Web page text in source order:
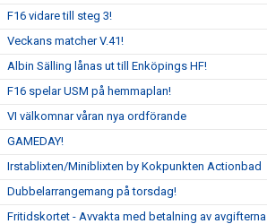
F16 vidare till steg 3!
Veckans matcher V.41!
Albin Sälling lånas ut till Enköpings HF!
F16 spelar USM på hemmaplan!
VI välkomnar våran nya ordförande
GAMEDAY!
Irstablixten/Miniblixten by Kokpunkten Actionbad
Dubbelarrangemang på torsdag!
Fritidskortet - Avvakta med betalning av avgifterna